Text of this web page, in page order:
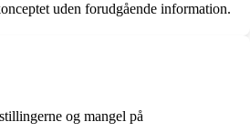
uden forudgående information.
og mangel på